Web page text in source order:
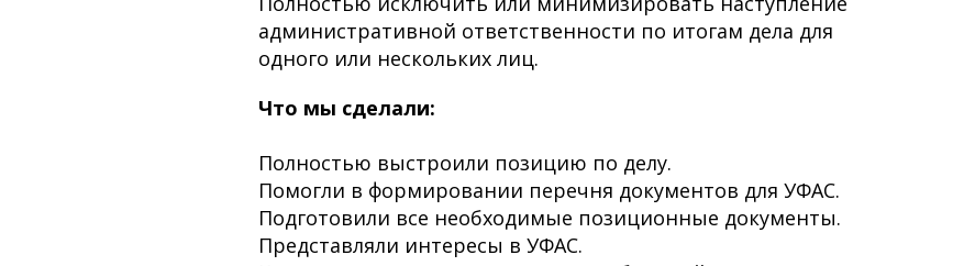
административной ответственности по итогам дела для
одного или нескольких лиц.
Что мы сделали:
Полностью выстроили позицию по делу.
Помогли в формировании перечня документов для УФАС.
Подготовили все необходимые позиционные документы.
Представляли интересы в УФАС.